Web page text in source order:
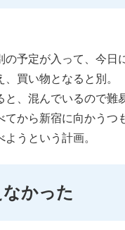
予定が入って、今日
買い物となると別。
、混んでいるので難
から新宿に向かう
うという計画。
かった